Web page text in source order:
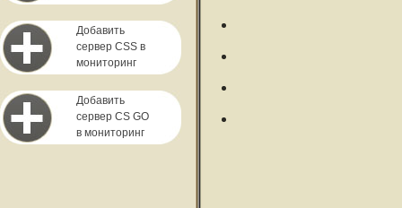
Добавить
сервер CSS в
мониторинг
Добавить
сервер CS GO
в мониторинг